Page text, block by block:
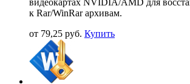
видеокартах NVIDIA/AMD для
к Rar/WinRar архивам.
от 79,25 руб. Купить